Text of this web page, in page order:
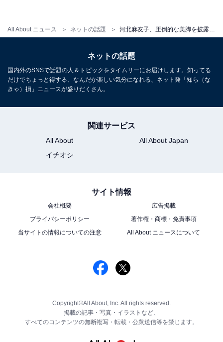
All About ニュース ネットの話題
ネットの話題
国内外のSNSで話題の人＆トピックをタイムリーにお届けします。知ってる
だけでちょっと得する、なんだか楽しい気分になれる、ネット発「知ら（な
きゃ）損」ニュースが盛りだくさん。
関連サービス
All About
All About Japan
イチオシ
サイト情報
会社概要
広告掲載
プライバシーポリシー
著作権・商標・免責事項
当サイトの情報についての注意
All About ニュースについて
Copyright©All About, Inc. All rights reserved.
掲載の記事・写真・イラストなど、
すべてのコンテンツの無断複写・転載・公衆送信等を禁じます。